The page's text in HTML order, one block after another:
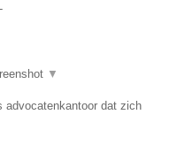
-
▼
advocatenkantoor dat zich